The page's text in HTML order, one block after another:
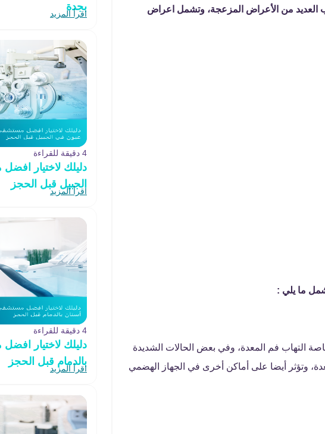
العديد من الأعراض المزعجة، وتشمل اعراض
ما يلي :
التهاب فم المعدة، وفي بعض الحالات الشديدة
وتؤثر أيضا على أماكن أخرى في الجهاز الهضمي
بجدة
اقرأ المزيد
4 دقيقة للقراءة
دليلك لاختيار
الجبيل قبل الحجز
اقرأ المزيد
4 دقيقة للقراءة
دليلك لاختيار
بالدمام قبل الحجز
اقرأ المزيد